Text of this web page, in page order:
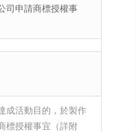
司申請商標授權事
成活動目的，於製作
標授權事宜（詳附